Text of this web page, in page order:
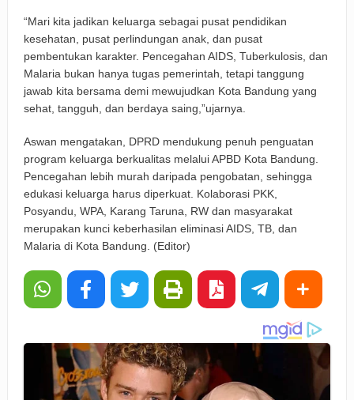
“Mari kita jadikan keluarga sebagai pusat pendidikan
kesehatan, pusat perlindungan anak, dan pusat
pembentukan karakter. Pencegahan AIDS, Tuberkulosis, dan
Malaria bukan hanya tugas pemerintah, tetapi tanggung
jawab kita bersama demi mewujudkan Kota Bandung yang
sehat, tangguh, dan berdaya saing,”ujarnya.
Aswan mengatakan, DPRD mendukung penuh penguatan
program keluarga berkualitas melalui APBD Kota Bandung.
Pencegahan lebih murah daripada pengobatan, sehingga
edukasi keluarga harus diperkuat. Kolaborasi PKK,
Posyandu, WPA, Karang Taruna, RW dan masyarakat
merupakan kunci keberhasilan eliminasi AIDS, TB, dan
Malaria di Kota Bandung. (Editor)